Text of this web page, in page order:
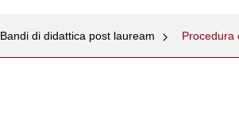
Bandi di didattica post lauream